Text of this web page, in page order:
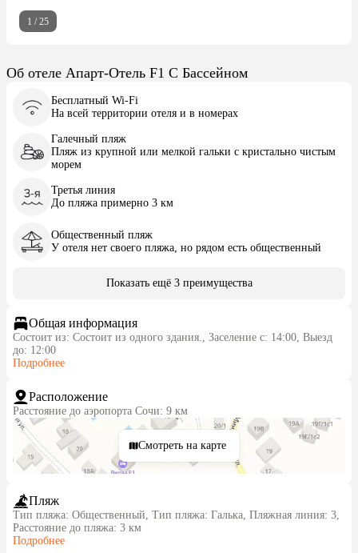
1 /25
Об отеле Апарт-Отель F1 С Бассейном
Бесплатный Wi-Fi
На всей территории отеля и в номерах
Галечный пляж
Пляж из крупной или мелкой гальки с кристально чистым
морем
Третья линия
До пляжа примерно 3 км
Общественный пляж
У отеля нет своего пляжа, но рядом есть общественный
Показать ещё 3 преимущества
Общая информация
Состоит из: Состоит из одного здания., Заселение с: 14:00, Выезд
до: 12:00
Подробнее
Расположение
Расстояние до аэропорта Сочи: 9 км
Смотреть на карте
Пляж
Тип пляжа: Общественный, Тип пляжа: Галька, Пляжная линия: 3,
Расстояние до пляжа: 3 км
Подробнее